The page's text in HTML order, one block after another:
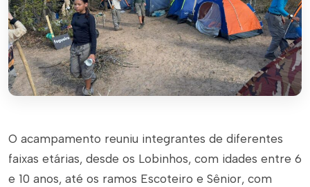
O acampamento reuniu integrantes de diferentes
faixas etárias, desde os Lobinhos, com idades entre 6
e 10 anos, até os ramos Escoteiro e Sênior, com